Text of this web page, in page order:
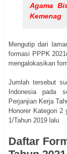
Agama
Kemenag
Mengutip dari
formasi PPPK
mengalokasikan
Jumlah tersebut
Indonesia pada
Perjanjian Kerja
Honorer Kategori
1/Tahun 2019 lalu
Daftar